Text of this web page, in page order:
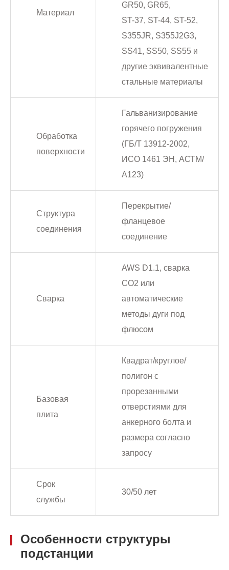
Материал
GR50, GR65,
ST-37, ST-44, ST-52,
S355JR, S355J2G3,
SS41, SS50, SS55 и
другие эквивалентные
стальные материалы
Обработка
поверхности
Гальванизирование
горячего погружения
(ГБ/Т 13912-2002,
ИСО 1461 ЭН, АСТМ/
А123)
Структура
соединения
Перекрытие/
фланцевое
соединение
Сварка
AWS D1.1, сварка
CO2 или
автоматические
методы дуги под
флюсом
Базовая
плита
Квадрат/круглое/
полигон с
прорезанными
отверстиями для
анкерного болта и
размера согласно
запросу
Срок
службы
30/50 лет
Особенности структуры
подстанции